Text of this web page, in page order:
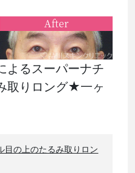
よるスーパーナチ
取りロング★一ヶ
目の上のたるみ取りロン
After